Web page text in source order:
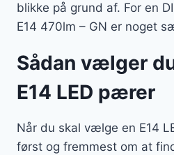
blikke på grund af. For en
E14 470lm – GN er noget
Sådan vælger
E14 LED pærer
Når du skal vælge en E14
først og fremmest om at